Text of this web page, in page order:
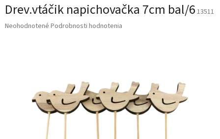
Drev.vtáčik napichovačka 7cm bal/6 13511
Priemerné
hviezdičiek.
Neohodnotené Podrobnosti hodnotenia